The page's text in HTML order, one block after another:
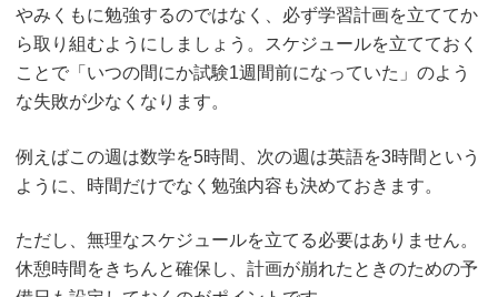
やみくもに勉強するのではなく、必ず学習計画を立ててか
ら取り組むようにしましょう。スケジュールを立てておく
ことで「いつの間にか試験1週間前になっていた」のよう
な失敗が少なくなります。
例えばこの週は数学を5時間、次の週は英語を3時間という
ように、時間だけでなく勉強内容も決めておきます。
ただし、無理なスケジュールを立てる必要はありません。
休憩時間をきちんと確保し、計画が崩れたときのための予